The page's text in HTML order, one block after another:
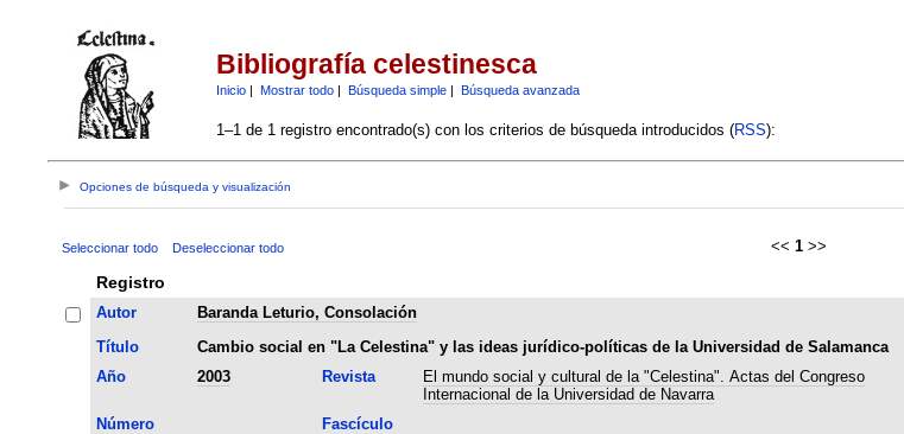
Bibliografía celestinesca
Inicio| Mostrar todo| Búsqueda simple| Búsqueda avanzada
1–1 de 1 registro encontrado(s) con los criterios de búsqueda introducidos (RSS):
Opciones de búsqueda y visualización
Seleccionar todo Deseleccionar todo << 1 >>
Registro
Autor
Baranda Leturio, Consolación
Título
Cambio social en "La Celestina" y las ideas jurídico-políticas de la Universidad de Salamanca
Año
2003 Revista
El mundo social y cultural de la "Celestina". Actas del Congreso
Internacional de la Universidad de Navarra
Número Fascículo